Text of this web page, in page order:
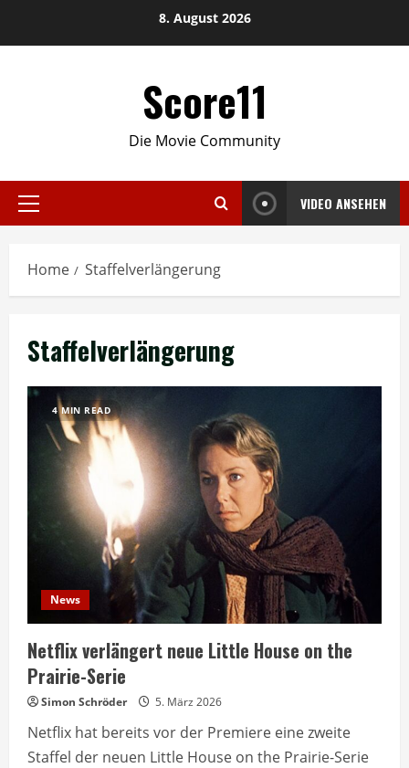
8. August 2026
Score11
Die Movie Community
Primary
VIDEO ANSEHEN
Home Staffelverlängerung
Staffelverlängerung
4 MIN READ
News
Netflix verlängert neue Little House on the
Prairie-Serie
Simon Schröder 5. März 2026
Netflix hat bereits vor der Premiere eine zweite
Staffel der neuen Little House on the Prairie-Serie